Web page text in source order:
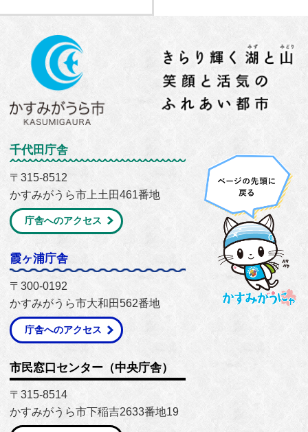
千代田庁舎
〒315-8512
かすみがうら市上土田461番地
庁舎へのアクセス
霞ヶ浦庁舎
〒300-0192
かすみがうら市大和田562番地
庁舎へのアクセス
市民窓口センター（中央庁舎）
〒315-8514
かすみがうら市下稲吉2633番地19